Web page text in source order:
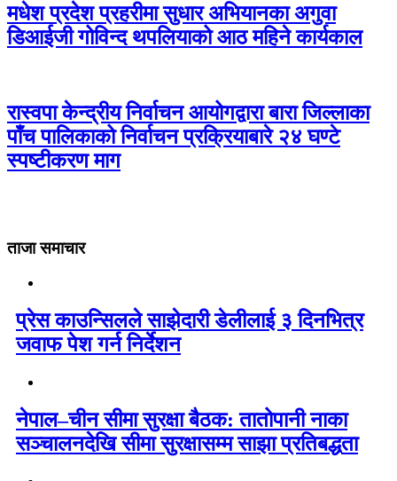
मधेश प्रदेश प्रहरीमा सुधार अभियानका अगुवा
डिआईजी गोविन्द थपलियाको आठ महिने कार्यकाल
रास्वपा केन्द्रीय निर्वाचन आयोगद्वारा बारा जिल्लाका
पाँच पालिकाको निर्वाचन प्रक्रियाबारे २४ घण्टे
स्पष्टीकरण माग
ताजा समाचार
प्रेस काउन्सिलले साझेदारी डेलीलाई ३ दिनभित्र
जवाफ पेश गर्न निर्देशन
नेपाल–चीन सीमा सुरक्षा बैठक: तातोपानी नाका
सञ्चालनदेखि सीमा सुरक्षासम्म साझा प्रतिबद्धता